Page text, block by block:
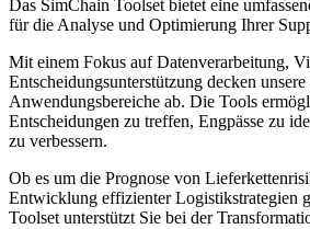
Das SimChain Toolset bietet eine
für die Analyse und Optimierung Ihrer
Mit einem Fokus auf Datenverarbeitung,
Entscheidungsunterstützung decken
Anwendungsbereiche ab. Die Tools
Entscheidungen zu treffen, Engpässe zu
zu verbessern.
Ob es um die Prognose von
Entwicklung effizienter Logistikstrategien
Toolset unterstützt Sie bei der